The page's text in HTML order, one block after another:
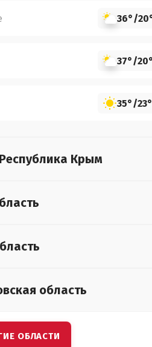
36°/
37°/20°
35°/23°
Крым
область
ОБЛАСТИ